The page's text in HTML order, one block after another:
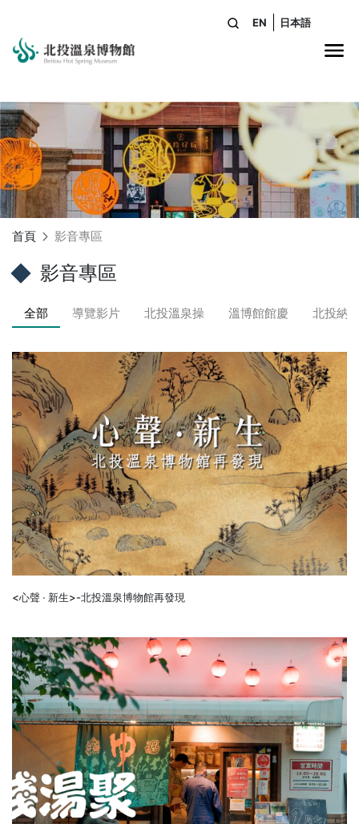
站內搜尋
EN 日本語
首頁 影音專區
影音專區
全部 導覽影片 北投溫泉操 溫博館館慶 北投納
<心聲 ‧ 新生>-北投溫泉博物館再發現